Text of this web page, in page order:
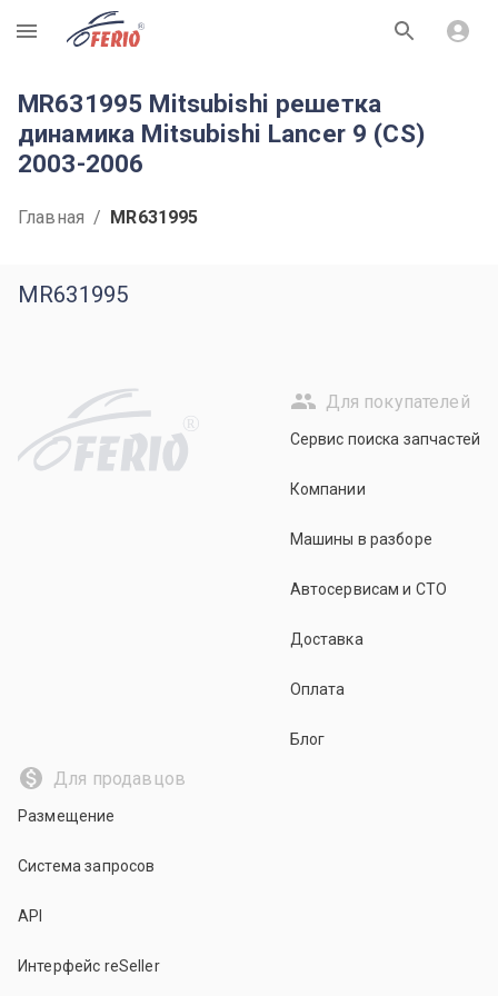
R
MR631995 Mitsubishi решетка
динамика Mitsubishi Lancer 9 (CS)
2003-2006
Главная / MR631995
MR631995
R
Для покупателей
Сервис поиска запчастей
Компании
Машины в разборе
Автосервисам и СТО
Доставка
Оплата
Блог
Для продавцов
Размещение
Система запросов
API
Интерфейс reSeller